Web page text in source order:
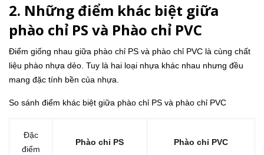
2. Những điểm khác biệt giữa
phào chỉ PS và Phào chỉ PVC
Điểm giống nhau giữa phào chỉ PS và phào chỉ PVC là cùng chất
liệu phào nhựa dẻo. Tuy là hai loại nhựa khác nhau nhưng đều
mang đặc tính bền của nhựa.
So sánh điểm khác biệt giữa phào chỉ PS và phào chỉ PVC
Đặc
điểm
Phào chỉ PS Phào chỉ PVC